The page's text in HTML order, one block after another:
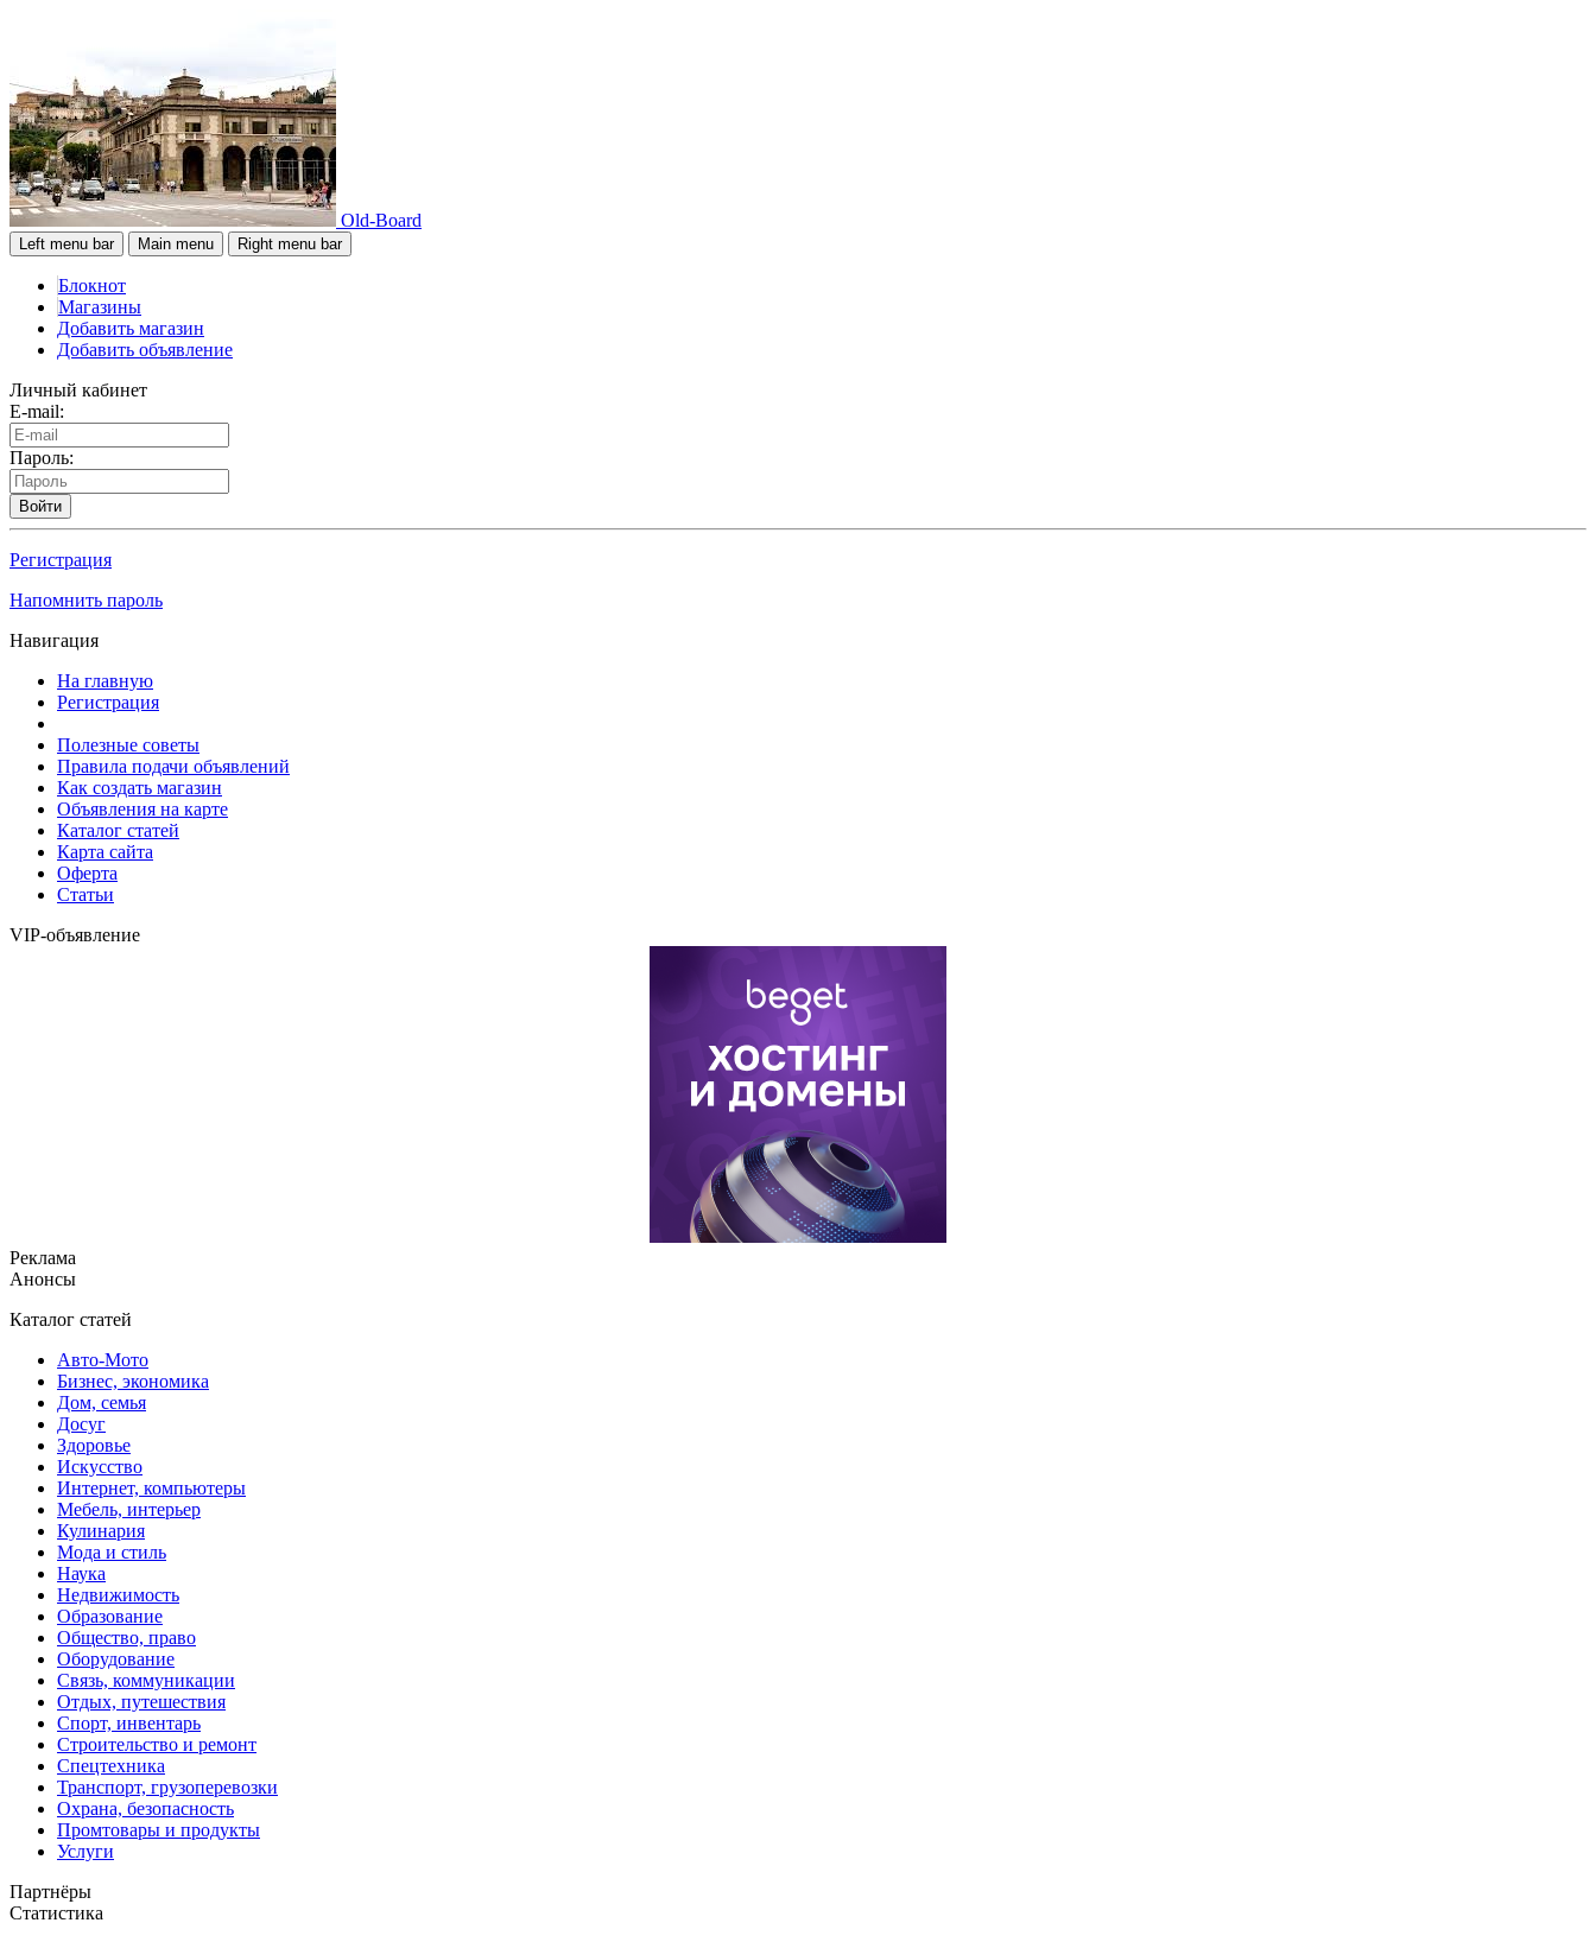
Old-Board
Left menu bar Main menu Right menu bar
Блокнот
Магазины
Добавить магазин
Добавить объявление
Личный кабинет
E-mail:
Пароль:
Войти
Регистрация
Напомнить пароль
Навигация
На главную
Регистрация
Полезные советы
Правила подачи объявлений
Как создать магазин
Объявления на карте
Каталог статей
Карта сайта
Оферта
Статьи
VIP-объявление
Реклама
Анонсы
Каталог статей
Авто-Мото
Бизнес, экономика
Дом, семья
Досуг
Здоровье
Искусство
Интернет, компьютеры
Мебель, интерьер
Кулинария
Мода и стиль
Наука
Недвижимость
Образование
Общество, право
Оборудование
Связь, коммуникации
Отдых, путешествия
Спорт, инвентарь
Строительство и ремонт
Спецтехника
Транспорт, грузоперевозки
Охрана, безопасность
Промтовары и продукты
Услуги
Партнёры
Статистика